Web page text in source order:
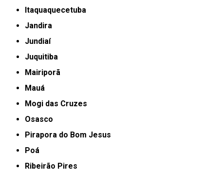
Itaquaquecetuba
Jandira
Jundiaí
Juquitiba
Mairiporã
Mauá
Mogi das Cruzes
Osasco
Pirapora do Bom Jesus
Poá
Ribeirão Pires